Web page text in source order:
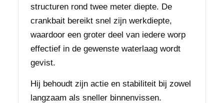
structuren rond twee meter diepte. De
crankbait bereikt snel zijn werkdiepte,
waardoor een groter deel van iedere worp
effectief in de gewenste waterlaag wordt
gevist.
Hij behoudt zijn actie en stabiliteit bij zowel
langzaam als sneller binnenvissen.